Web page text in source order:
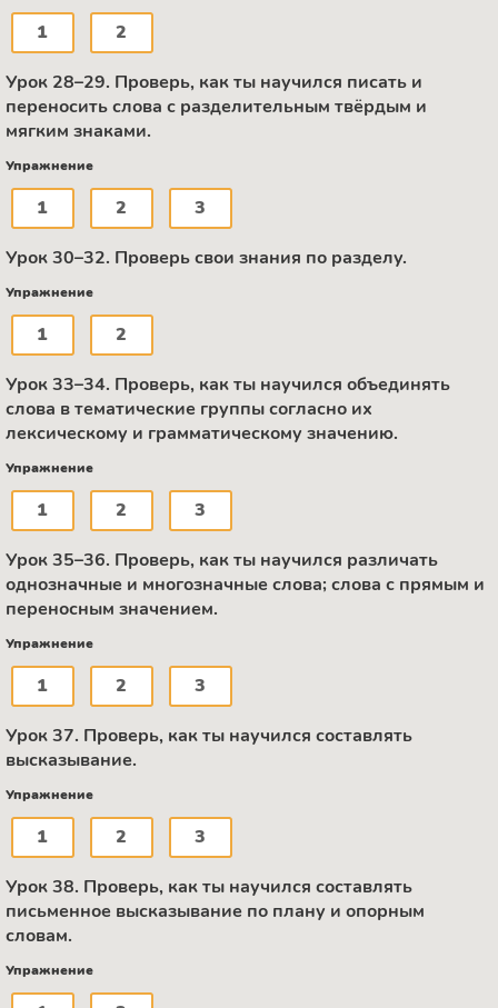
1 2
Урок 28–29. Проверь, как ты научился писать и
переносить слова с разделительным твёрдым и
мягким знаками.
Упражнение
1 2 3
Урок 30–32. Проверь свои знания по разделу.
Упражнение
1 2
Урок 33–34. Проверь, как ты научился объединять
слова в тематические группы согласно их
лексическому и грамматическому значению.
Упражнение
1 2 3
Урок 35–36. Проверь, как ты научился различать
однозначные и многозначные слова; слова с прямым и
переносным значением.
Упражнение
1 2 3
Урок 37. Проверь, как ты научился составлять
высказывание.
Упражнение
1 2 3
Урок 38. Проверь, как ты научился составлять
письменное высказывание по плану и опорным
словам.
Упражнение